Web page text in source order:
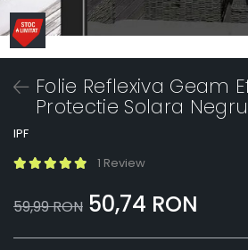
Folie Reflexiva Geam
Protectie Solara
IPF
1 Review
59,99 RON 50,74 RON